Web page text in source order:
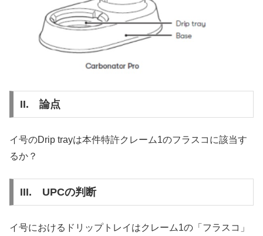
II. 論点
イ号のDrip trayは本件特許クレーム1のフラスコに該当す
るか？
III. UPCの判断
イ号におけるドリップトレイはクレーム1の「フラスコ」